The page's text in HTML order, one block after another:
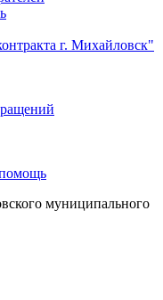
г. Михайловск"
муниципального